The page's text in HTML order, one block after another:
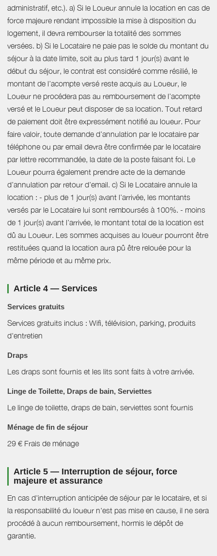
administratif, etc.). a) Si le Loueur annule la location en cas de
force majeure rendant impossible la mise à disposition du
logement, il devra rembourser la totalité des sommes
versées. b) Si le Locataire ne paie pas le solde du montant du
séjour à la date limite, soit au plus tard 1 jour(s) avant le
début du séjour, le contrat est considéré comme résilié, le
montant de l’acompte versé reste acquis au Loueur, le
Loueur ne procédera pas au remboursement de l’acompte
versé et le Loueur peut disposer de sa location. Tout retard
de paiement doit être expressément notifié au loueur. Pour
faire valoir, toute demande d’annulation par le locataire par
téléphone ou par email devra être confirmée par le locataire
par lettre recommandée, la date de la poste faisant foi. Le
Loueur pourra également prendre acte de la demande
d’annulation par retour d’email. c) Si le Locataire annule la
location : - plus de 1 jour(s) avant l’arrivée, les montants
versés par le Locataire lui sont remboursés à 100%. - moins
de 1 jour(s) avant l’arrivée, le montant total de la location est
dû au Loueur. Les sommes acquises au loueur pourront être
restituées quand la location aura pû être relouée pour la
même période et au même prix.
Article 4 — Services
Services gratuits
Services gratuits inclus : Wifi, télévision, parking, produits
d'entretien
Draps
Les draps sont fournis et les lits sont faits à votre arrivée.
Linge de Toilette, Draps de bain, Serviettes
Le linge de toilette, draps de bain, serviettes sont fournis
Ménage de fin de séjour
29 € Frais de ménage
Article 5 — Interruption de séjour, force
majeure et assurance
En cas d'interruption anticipée de séjour par le locataire, et si
la responsabilité du loueur n'est pas mise en cause, il ne sera
procédé à aucun remboursement, hormis le dépôt de
garantie.